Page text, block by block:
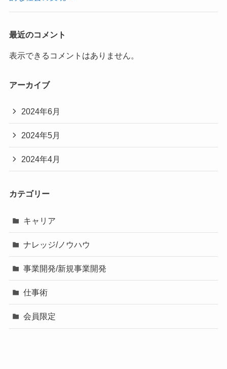
最近のコメント
表示できるコメントはありません。
アーカイブ
2024年6月
2024年5月
2024年4月
カテゴリー
キャリア
ナレッジ/ノウハウ
事業開発/新規事業開発
仕事術
会員限定